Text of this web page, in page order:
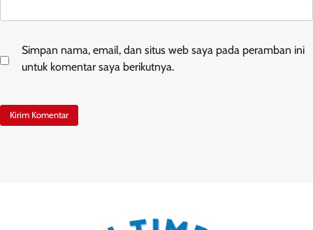
Simpan nama, email, dan situs web saya pada peramban ini
untuk komentar saya berikutnya.